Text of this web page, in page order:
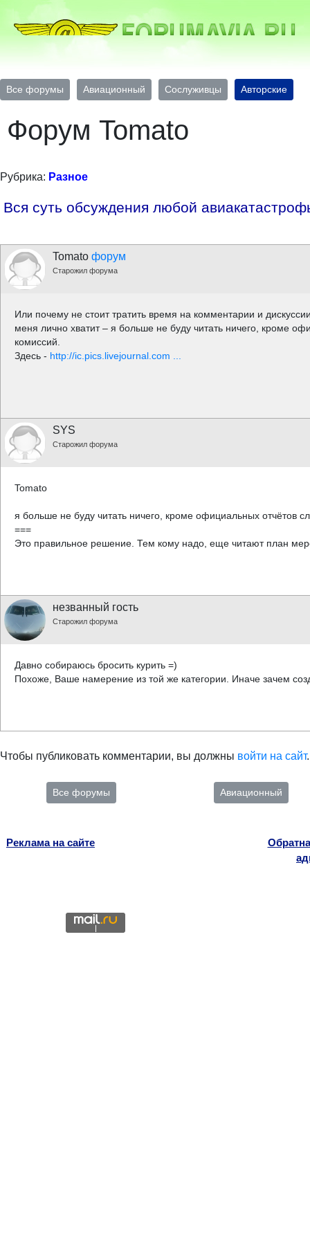
Все форумы Авиационный Сослуживцы Авторские
Форум Tomato
Рубрика: Разное
Вся суть обсуждения любой
Tomato форум
Старожил форума
Или почему не стоит тратить время на комментарии и
меня лично хватит – я больше не буду читать ничего, кроме
комиссий.
Здесь - http://ic.pics.livejournal.com ...
SYS
Старожил форума
Tomato
я больше не буду читать ничего, кроме официальных отчётов
===
Это правильное решение. Тем кому надо, еще читают план
незванный гость
Старожил форума
Давно собираюсь бросить курить =)
Похоже, Ваше намерение из той же категории. Иначе зачем
Чтобы публиковать комментарии, вы должны войти на сайт.
Все форумы Авиационный
Реклама на сайте